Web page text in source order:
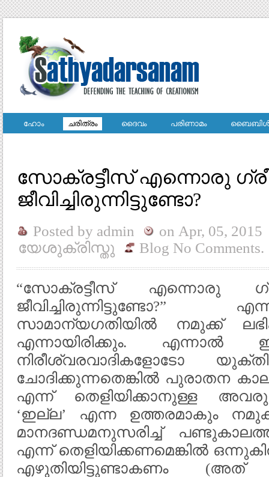
ഹോം ചരിത്രം ദൈവം പരിണാമം
സോക്രട്ടീസ് എന്നൊരു
ജീവിച്ചിരുന്നിട്ടുണ്ടോ?
Posted by admin on Apr, 05, 2015
യേശുക്രിസ്തു
Blog No Comments.
“സോക്രട്ടീസ് എന്നൊരു
സാമാന്യഗതിയില്‍ നമുക്ക്‌
എന്നായിരിക്കും.
നിരീശ്വരവാദികളോടോ
ചോദിക്കുന്നതെങ്കില്‍ പുരാതന
എന്ന് തെളിയിക്കാനുള്ള
‘ഇല്ല’ എന്ന ഉത്തരമാകും
മാനദണ്ഡമനുസരിച്ച്
എന്ന് തെളിയിക്കണമെങ്കില്‍
എഴുതിയിട്ടുണ്ടാകണം (അത്